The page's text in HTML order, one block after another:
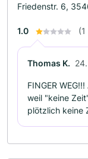
Friedenstr. 6,
1.0
Thomas K.
FINGER
weil "keine
plötzlich keine